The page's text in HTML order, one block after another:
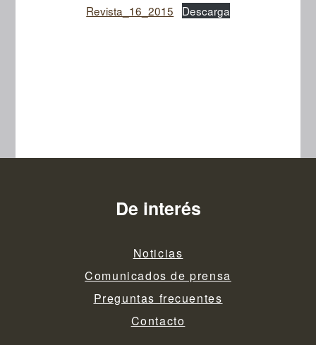
Revista_16_2015 Descarga
De interés
Noticias
Comunicados de prensa
Preguntas frecuentes
Contacto